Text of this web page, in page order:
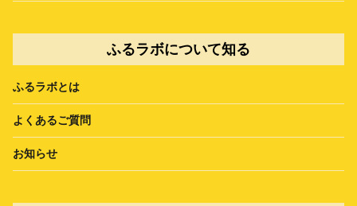
ふるラボについて知る
ふるラボとは
よくあるご質問
お知らせ